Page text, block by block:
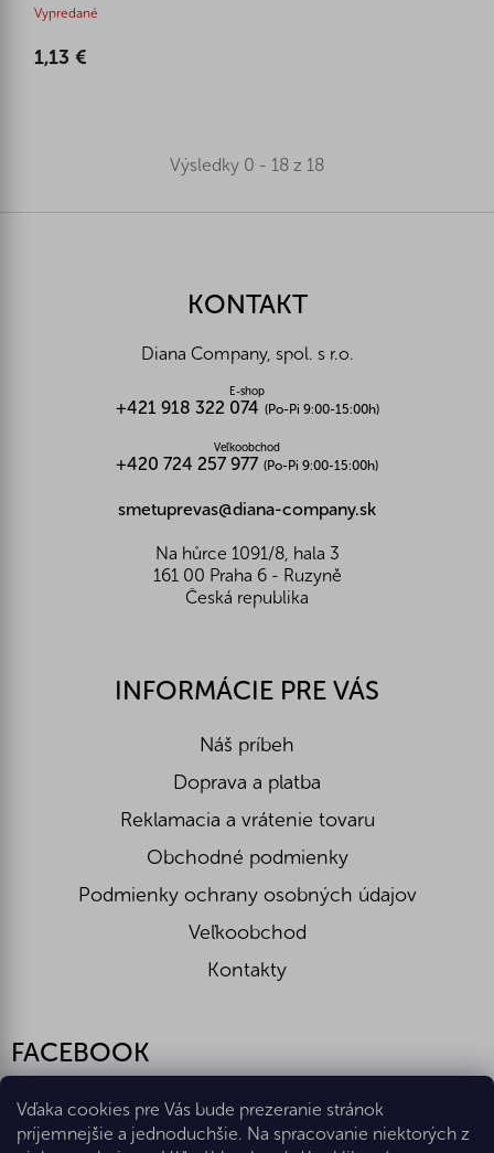
Vďaka cookies pre Vás bude prezeranie stránok
príjemnejšie a jednoduchšie. Na spracovanie niektorých z
Vypredané
1,13 €
Výsledky 0 - 18 z 18
KONTAKT
Diana Company, spol. s r.o.
E-shop
+421 918 322 074 (Po-Pi 9:00-15:00h)
Veľkoobchod
+420 724 257 977 (Po-Pi 9:00-15:00h)
smetuprevas@diana-company.sk
Na hůrce 1091/8, hala 3
161 00 Praha 6 - Ruzyně
Česká republika
INFORMÁCIE PRE VÁS
Náš príbeh
Doprava a platba
Reklamacia a vrátenie tovaru
Obchodné podmienky
Podmienky ochrany osobných údajov
Veľkoobchod
Kontakty
FACEBOOK